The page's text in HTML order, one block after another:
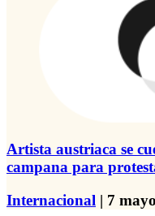
Artista austriaca se
campana para
Internacional | 7